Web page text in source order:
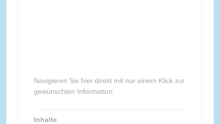
Navigieren Sie hier direkt mit nur einem Klick zur
gewünschten Information:
Inhalte